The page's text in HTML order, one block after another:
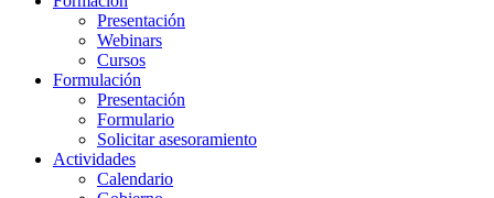
Presentación
Webinars
Cursos
Formulación
Presentación
Formulario
Solicitar asesoramiento
Actividades
Calendario